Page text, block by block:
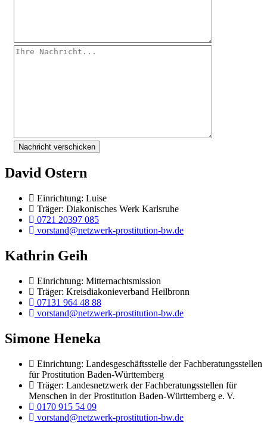
David Ostern
Einrichtung: Luise
Träger: Diakonisches Werk Karlsruhe
0721 20397 085
vorstand@netzwerk-prostitution-bw.de
Kathrin Geih
Einrichtung: Mitternachtsmission
Träger: Kreisdiakonieverband Heilbronn
07131 964 48 88
vorstand@netzwerk-prostitution-bw.de
Simone Heneka
Einrichtung: Landesgeschäftsstelle der Fachberatungsstellen
für Prostitution Baden-Württemberg
Träger: Landesnetzwerk der Fachberatungsstellen für
Menschen in der Prostitution Baden-Württemberg e. V.
0170 915 54 09
vorstand@netzwerk-prostitution-bw.de